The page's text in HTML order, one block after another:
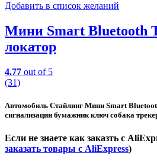
Добавить в список желаний
Мини Smart Bluetooth
локатор
4.77 out of 5
(31)
Автомобиль Стайлинг Мини Smart
сигнализации бумажник ключ собака
Если не знаете как заказть с
заказать товары с AliExpress)